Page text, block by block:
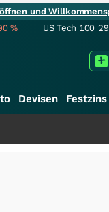
und
% US Tech 100
Devisen Festzins